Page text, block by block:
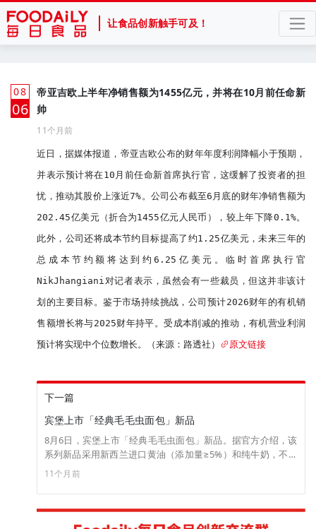
让食品创新触手可及！
08
月
06
帝亚吉欧上半年净销售额为1455亿元，并将在10月前任命新
帅
11个月前
近日，据媒体报道，帝亚吉欧公布的财年年度利润降幅小于预期，
并表示预计将在10月前任命新首席执行官，这缓解了投资者的担
忧，推动其股价上涨近7%。公司公布截至6月底的财年净销售额为
202.45亿美元（折合为1455亿元人民币），较上年下降0.1%。
此外，公司还将成本节约目标提高了约1.25亿美元，未来三年的
总成本节约额将达到约6.25亿美元。临时首席执行官
NikJhangiani对记者表示，虽然会有一些裁员，但这并非该计
划的主要目标。鉴于市场持续挑战，公司预计2026财年的有机销
售额增长将与2025财年持平。受成本削减的推动，有机营业利润
预计将实现中个位数增长。（来源：路透社）
原文链接
下一篇
宾堡上市「经典毛毛虫面包」新品
8月6日，宾堡上市「经典毛毛虫面包」新品。据官方介绍，该
系列新品采用新西兰进口黄油（添加量≥5%）和纯牛奶，不含
任何反式脂肪酸。工艺上，通过特殊发酵技术形成蓬松酥软的
泡芙表皮，搭配夹心，口感松软微甜，风味蛋香浓郁，单个独
立包装设计方便携带，适合早餐和茶点等多种场景。（来源：
宾堡）
11个月前